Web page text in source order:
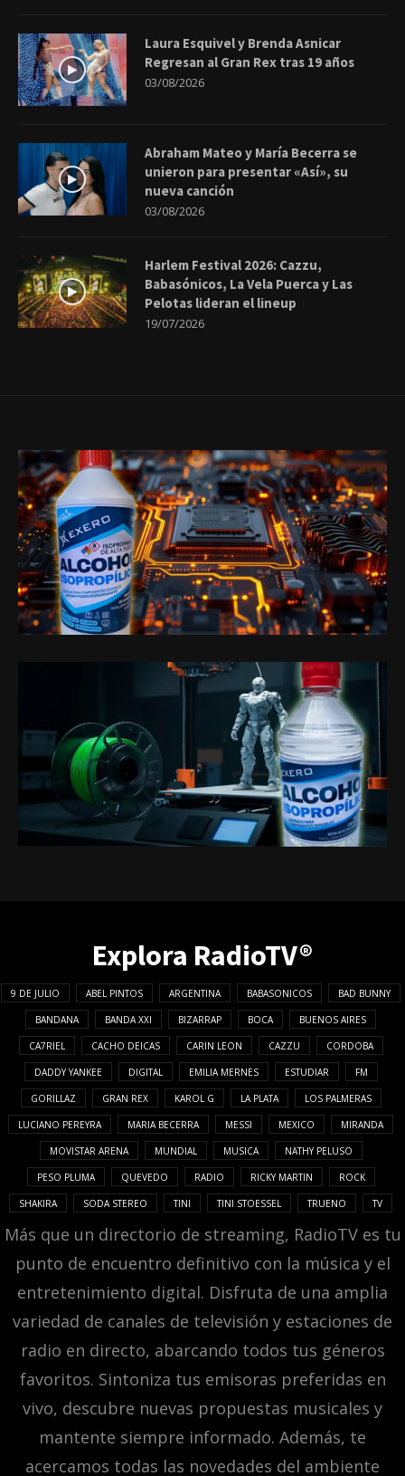
Laura Esquivel y Brenda Asnicar
Regresan al Gran Rex tras 19 años
03/08/2026
Abraham Mateo y María Becerra se
unieron para presentar «Así», su
nueva canción
03/08/2026
Harlem Festival 2026: Cazzu,
Babasónicos, La Vela Puerca y Las
Pelotas lideran el lineup
19/07/2026
Explora RadioTV®
9 DE JULIO ABEL PINTOS ARGENTINA BABASONICOS BAD BUNNY
BANDANA BANDA XXI BIZARRAP BOCA BUENOS AIRES
CA7RIEL CACHO DEICAS CARIN LEON CAZZU CORDOBA
DADDY YANKEE DIGITAL EMILIA MERNES ESTUDIAR FM
GORILLAZ GRAN REX KAROL G LA PLATA LOS PALMERAS
LUCIANO PEREYRA MARIA BECERRA MESSI MEXICO MIRANDA
MOVISTAR ARENA MUNDIAL MUSICA NATHY PELUSO
PESO PLUMA QUEVEDO RADIO RICKY MARTIN ROCK
SHAKIRA SODA STEREO TINI TINI STOESSEL TRUENO TV
Más que un directorio de streaming, RadioTV es tu
punto de encuentro definitivo con la música y el
entretenimiento digital. Disfruta de una amplia
variedad de canales de televisión y estaciones de
radio en directo, abarcando todos tus géneros
favoritos. Sintoniza tus emisoras preferidas en
vivo, descubre nuevas propuestas musicales y
mantente siempre informado. Además, te
acercamos todas las novedades del ambiente